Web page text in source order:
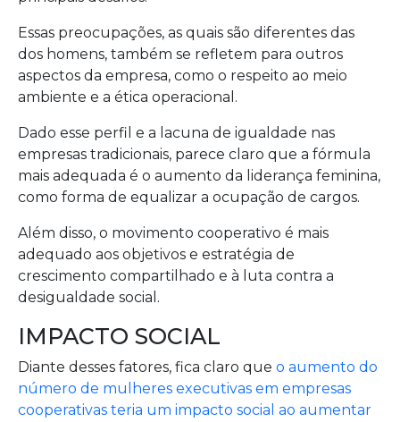
Essas preocupações, as quais são diferentes das
dos homens, também se refletem para outros
aspectos da empresa, como o respeito ao meio
ambiente e a ética operacional.
Dado esse perfil e a lacuna de igualdade nas
empresas tradicionais, parece claro que a fórmula
mais adequada é o aumento da liderança feminina,
como forma de equalizar a ocupação de cargos.
Além disso, o movimento cooperativo é mais
adequado aos objetivos e estratégia de
crescimento compartilhado e à luta contra a
desigualdade social.
IMPACTO SOCIAL
Diante desses fatores, fica claro que o aumento do
número de mulheres executivas em empresas
cooperativas teria um impacto social ao aumentar